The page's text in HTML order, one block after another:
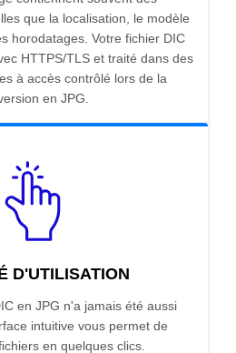
que la localisation, le modèle
horodatages. Votre fichier DIC
HTTPS/TLS et traité dans des
à accès contrôlé lors de la
en JPG.
D'UTILISATION
en JPG n'a jamais été aussi
intuitive vous permet de
en quelques clics.